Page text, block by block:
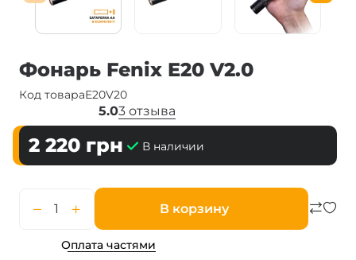
Фонарь Fenix E20 V2.0
Код товараE20V20
5.03 отзыва
2 220 грн В наличии
В корзину
Оплата частями